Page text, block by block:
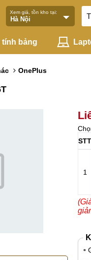
Xem giá, tồn kho tại:
tính bảng
OnePlus
STT
1